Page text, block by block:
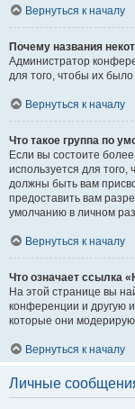
Вернуться к началу
Почему названия
Администратор
для того, чтобы их
Вернуться к началу
Что такое группа по
Если вы состоите
используется для того,
должны быть вам
предоставить вам
умолчанию в личном
Вернуться к началу
Что означает ссылка
На этой странице вы
конференции и другую
которые они
Вернуться к началу
Личные